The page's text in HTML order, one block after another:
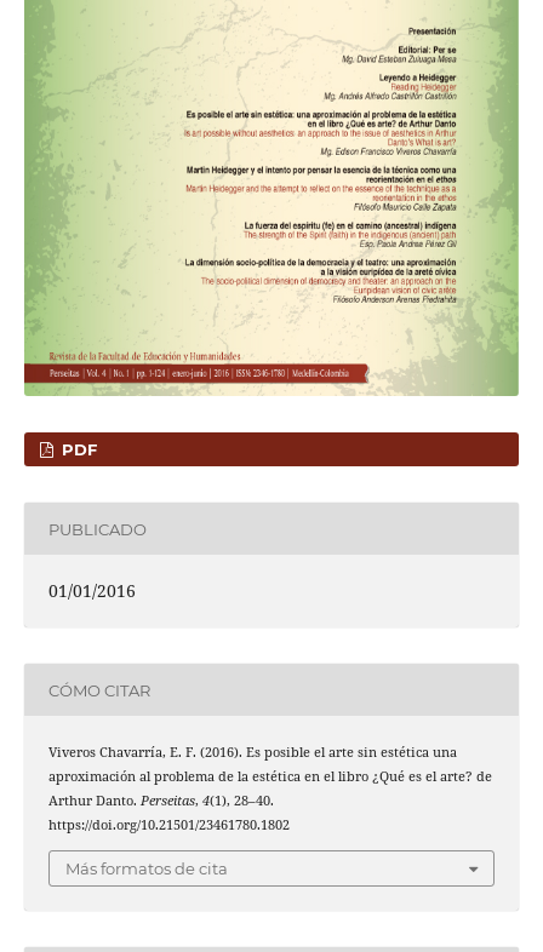
PDF
PUBLICADO
01/01/2016
CÓMO CITAR
Viveros Chavarría, E. F. (2016). Es posible el arte sin estética una
aproximación al problema de la estética en el libro ¿Qué es el arte? de
Arthur Danto. Perseitas, 4(1), 28–40.
https://doi.org/10.21501/23461780.1802
Más formatos de cita